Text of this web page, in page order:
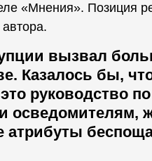
«Мнения». Позиция
вызвал
Казалось бы,
руководство
осведомителям,